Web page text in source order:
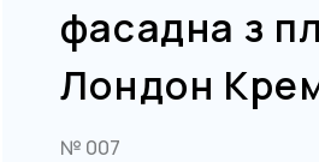
фасадна з
Лондон
№ 007